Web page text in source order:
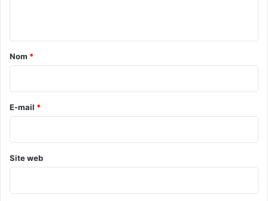
b
i
l
s
e
l
s
e
n
a
a
r
e
Nom *
E-mail *
Site web